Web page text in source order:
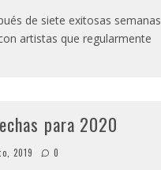
de siete exitosas semanas
artistas que regularmente
para 2020
2019 0